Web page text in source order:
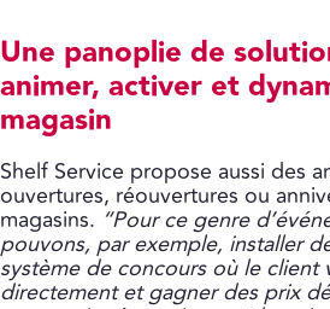
Une panoplie de
animer, activer et
magasin
Shelf Service propose aussi des
ouvertures, réouvertures ou
magasins. “Pour ce genre
pouvons, par exemple, installer
système de concours où le
directement et gagner des prix